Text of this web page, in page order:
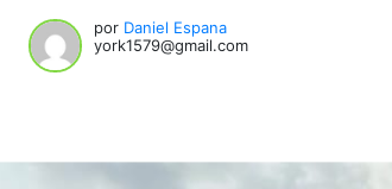
por Daniel Espana
york1579@gmail.com